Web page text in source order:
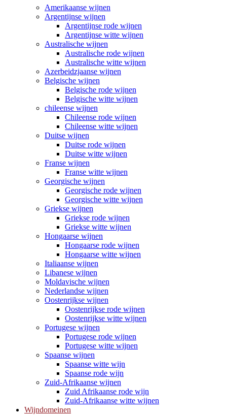
Amerikaanse wijnen
Argentijnse wijnen
Argentijnse rode wijnen
Argentijnse witte wijnen
Australische wijnen
Australische rode wijnen
Australische witte wijnen
Azerbeidzjaanse wijnen
Belgische wijnen
Belgische rode wijnen
Belgische witte wijnen
chileense wijnen
Chileense rode wijnen
Chileense witte wijnen
Duitse wijnen
Duitse rode wijnen
Duitse witte wijnen
Franse wijnen
Franse witte wijnen
Georgische wijnen
Georgische rode wijnen
Georgische witte wijnen
Griekse wijnen
Griekse rode wijnen
Griekse witte wijnen
Hongaarse wijnen
Hongaarse rode wijnen
Hongaarse witte wijnen
Italiaanse wijnen
Libanese wijnen
Moldavische wijnen
Nederlandse wijnen
Oostenrijkse wijnen
Oostenrijkse rode wijnen
Oostenrijkse witte wijnen
Portugese wijnen
Portugese rode wijnen
Portugese witte wijnen
Spaanse wijnen
Spaanse witte wijn
Spaanse rode wijn
Zuid-Afrikaanse wijnen
Zuid Afrikaanse rode wijn
Zuid-Afrikaanse witte wijnen
Wijndomeinen